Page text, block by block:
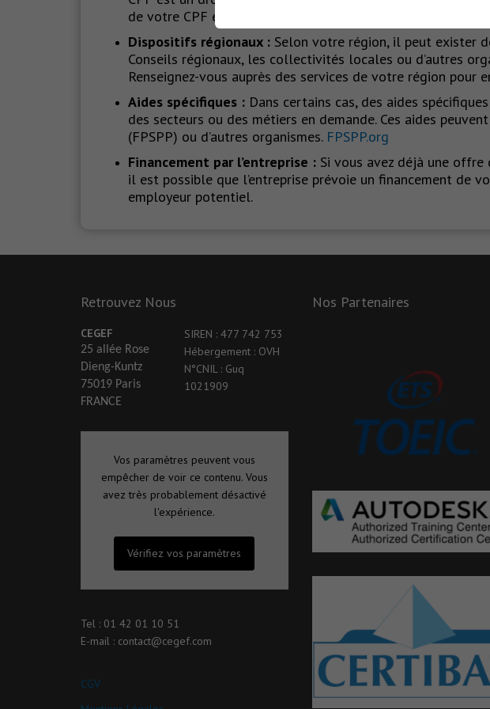
de votre CPF et en faire la demande sur le site officiel du
Dispositifs régionaux : Selon votre région, il peut exister
Conseils régionaux, les collectivités locales ou d’autres
Renseignez-vous auprès des services de votre région pour
Aides spécifiques : Dans certains cas, des aides
des secteurs ou des métiers en demande. Ces aides
(FPSPP) ou d’autres organismes. FPSPP.org
Financement par l’entreprise : Si vous avez déjà une
il est possible que l’entreprise prévoie un financement de
employeur potentiel.
Retrouvez Nous
CEGEF
25 allée Rose
Dieng-Kuntz
75019 Paris
FRANCE
SIREN : 477 742 753
Hébergement : OVH
N°CNIL : Guq
1021909
Vos paramètres peuvent vous
empêcher de voir ce contenu. Vous
avez très probablement désactivé
l'expérience.
Vérifiez vos paramètres
Tel : 01 42 01 10 51
E-mail : contact@cegef.com
CGV
Nos Partenaires